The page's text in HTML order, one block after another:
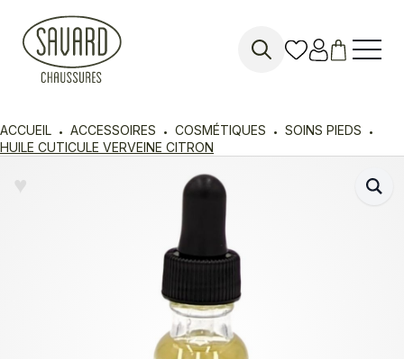
ACCUEIL ACCESSOIRES COSMÉTIQUES
SOINS PIEDS
HUILE CUTICULE VERVEINE CITRON